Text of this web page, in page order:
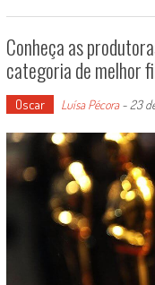
Conheça as
categoria de melhor
Oscar Luísa Pécora- 23